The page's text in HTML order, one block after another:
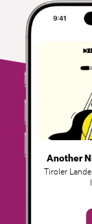
Another
Tiroler